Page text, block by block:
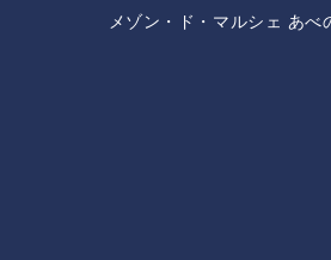
メゾン・ド・マルシェ あべ